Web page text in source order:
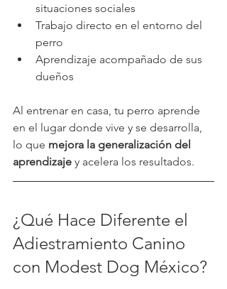
situaciones sociales
Trabajo directo en el entorno del
perro
Aprendizaje acompañado de sus
dueños
Al entrenar en casa, tu perro aprende
en el lugar donde vive y se desarrolla,
lo que mejora la generalización del
aprendizaje y acelera los resultados.
¿Qué Hace Diferente el
Adiestramiento Canino
con Modest Dog México?